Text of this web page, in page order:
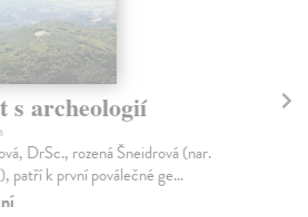
s archeologií
DrSc., rozená Šneidrová (nar.
patří k první poválečné ge...